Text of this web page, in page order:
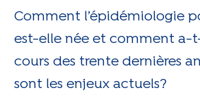
Comment l’épidémiologie
est-elle née et comment a-
cours des trente dernières
sont les enjeux actuels?